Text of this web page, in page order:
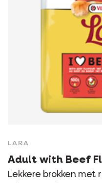
LARA
Adult with Beef
Lekkere brokken met